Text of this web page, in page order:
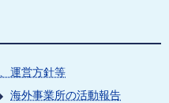
運営方針等
海外事業所の活動報告